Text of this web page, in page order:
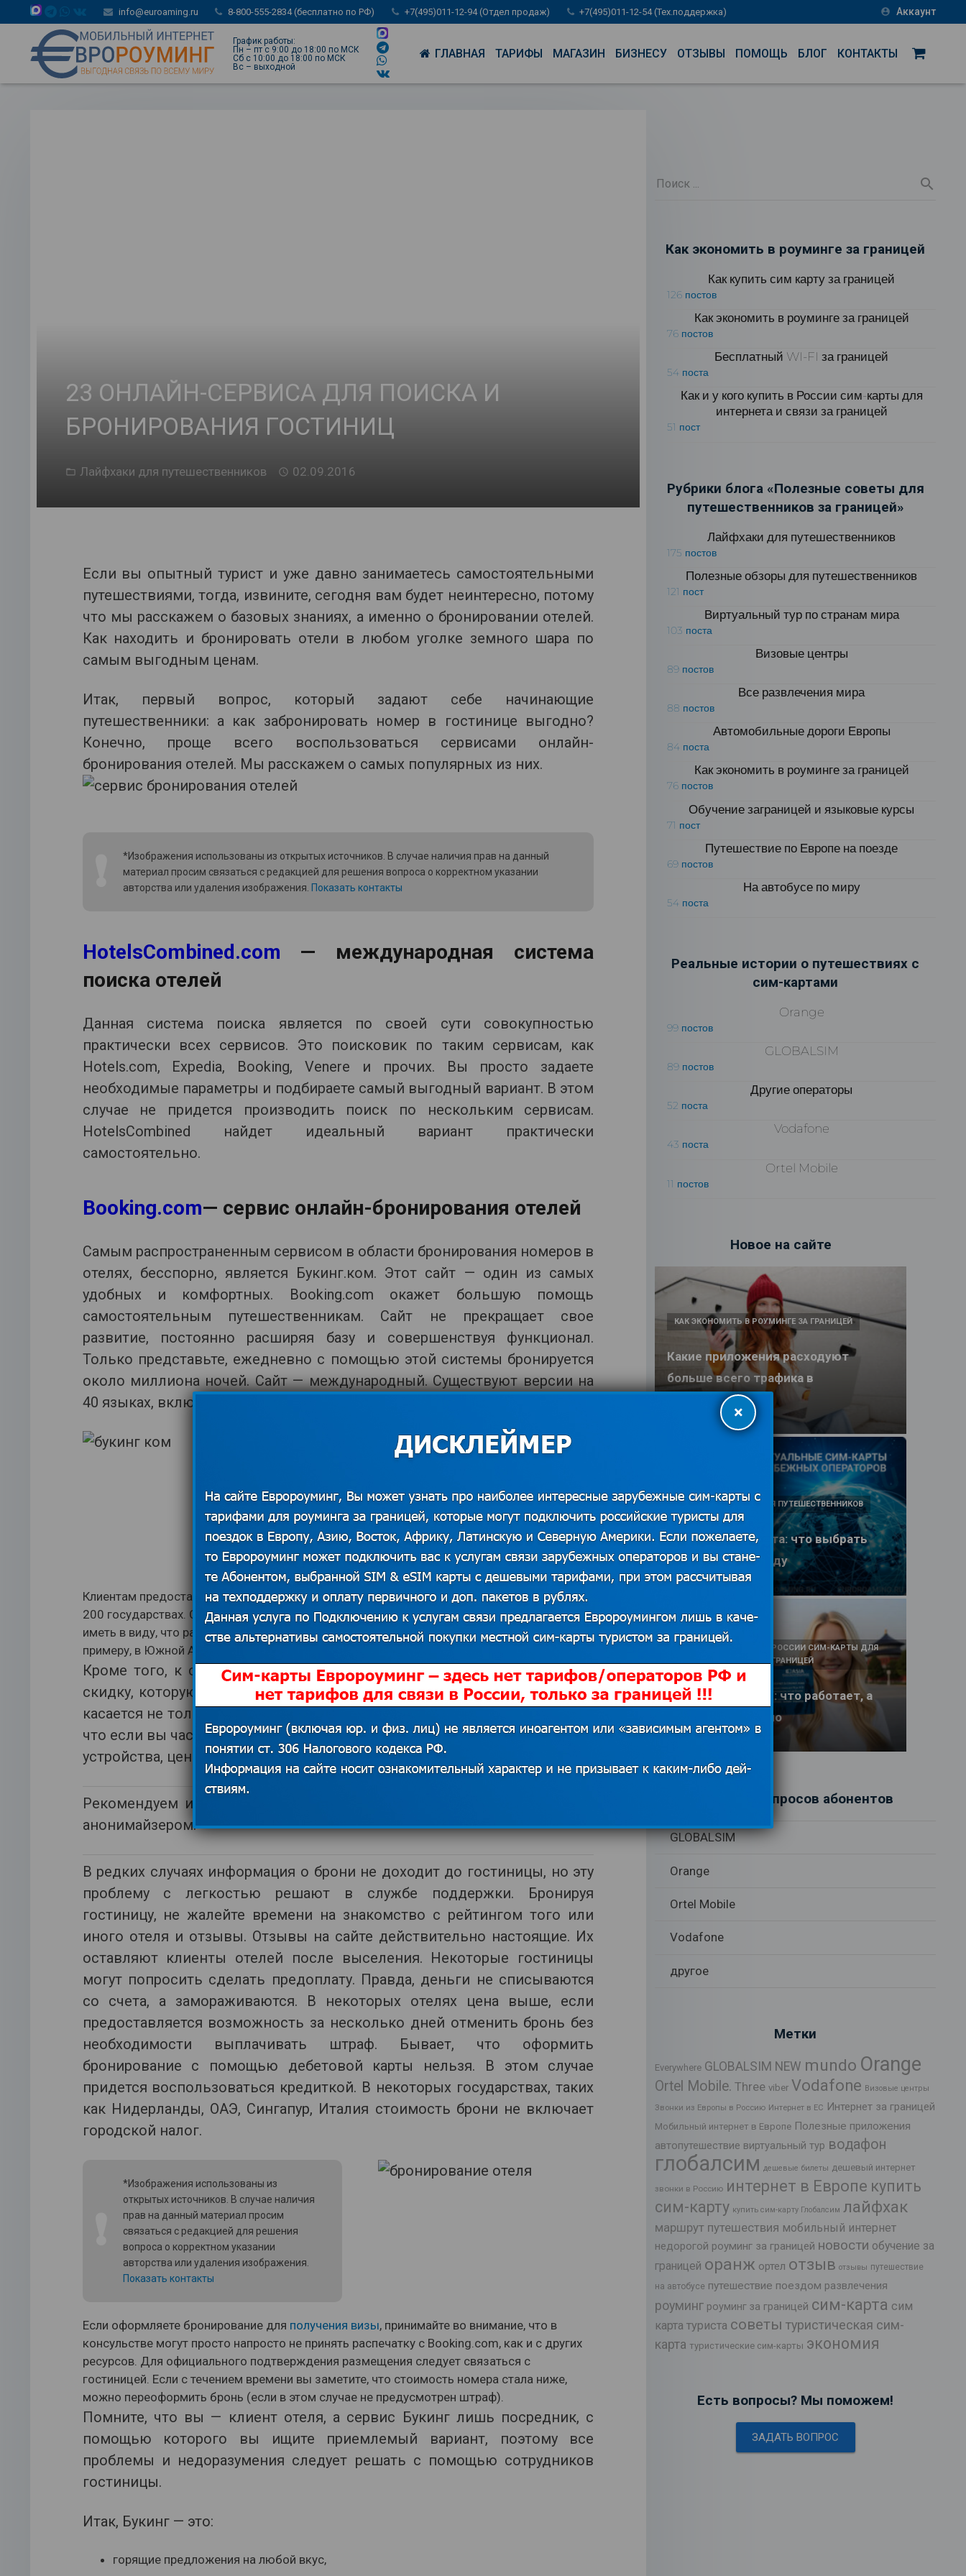
info@euroaming.ru 8-800-555-2834 (бесплатно по РФ) +7(495)011-12-94 (Отдел продаж) +7(495)011-12-54 (Тех.поддержка) account_circle Аккаунт
График работы:
Пн – пт с 9:00 до 18:00 по МСК
Сб с 10:00 до 18:00 по МСК
Вс – выходной
ГЛАВНАЯ ТАРИФЫ МАГАЗИН БИЗНЕСУ ОТЗЫВЫ ПОМОЩЬ БЛОГ КОНТАКТЫ
23 ОНЛАЙН-СЕРВИСА ДЛЯ ПОИСКА И
БРОНИРОВАНИЯ ГОСТИНИЦ
Лайфхаки для путешественников 02.09.2016
Если вы опытный турист и уже давно занимаетесь самостоятельными
путешествиями, тогда, извините, сегодня вам будет неинтересно, потому
что мы расскажем о базовых знаниях, а именно о бронировании отелей.
Как находить и бронировать отели в любом уголке земного шара по
самым выгодным ценам.
Итак, первый вопрос, который задают себе начинающие
путешественники: а как забронировать номер в гостинице выгодно?
Конечно, проще всего воспользоваться сервисами онлайн-
бронирования отелей. Мы расскажем о самых популярных из них.
*Изображения использованы из открытых источников. В случае наличия прав на данный
материал просим связаться с редакцией для решения вопроса о корректном указании
авторства или удаления изображения. Показать контакты
HotelsCombined.com — международная система
поиска отелей
Данная система поиска является по своей сути совокупностью
практически всех сервисов. Это поисковик по таким сервисам, как
Hotels.com, Expedia, Booking, Venere и прочих. Вы просто задаете
необходимые параметры и подбираете самый выгодный вариант. В этом
случае не придется производить поиск по нескольким сервисам.
HotelsCombined найдет идеальный вариант практически
самостоятельно.
Booking.com— сервис онлайн-бронирования отелей
Самым распространенным сервисом в области бронирования номеров в
отелях, бесспорно, является Букинг.ком. Этот сайт — один из самых
удобных и комфортных. Booking.com окажет большую помощь
самостоятельным путешественникам. Сайт не прекращает свое
развитие, постоянно расширяя базу и совершенствуя функционал.
Только представьте, ежедневно с помощью этой системы бронируется
около миллиона ночей. Сайт — международный. Существуют версии на
40 языках, включая русский.
❗
*Изображения использованы из
связаться с редакцией для решения
вопроса о корректном указании
авторства или удаления изображения.
Клиентам предоставляется возможность выбора из почти 900 000 объектов в более, чем
200 государствах. Однако выбирать необходимо с умом. В первую очередь, необходимо
иметь в виду, что размещение в центре — это далеко не всегда оптимальный вариант. К
примеру, в Южной Америке центральная часть города бывает совсем небезопасна.
Кроме того, к сожалению, при бронировании онлайн нельзя получить
скидку, которую нередко дают менеджеры при личной встрече, но это
касается не только Букинг.ком. Нужно также принимать во внимание то,
что если вы часто будете просматривать варианты размещения с одного
устройства, цена для вас может повысится.
Рекомендуем использовать режим «инкогнито» или воспользоваться
анонимайзером.
В редких случаях информация о брони не доходит до гостиницы, но эту
проблему с легкостью решают в службе поддержки. Бронируя
гостиницу, не жалейте времени на знакомство с рейтингом того или
иного отеля и отзывы. Отзывы на сайте действительно настоящие. Их
оставляют клиенты отелей после выселения. Некоторые гостиницы
могут попросить сделать предоплату. Правда, деньги не списываются
со счета, а замораживаются. В некоторых отелях цена выше, если
предоставляется возможность за несколько дней отменить бронь без
необходимости выплачивать штраф. Бывает, что оформить
бронирование с помощью дебетовой карты нельзя. В этом случае
придется воспользоваться кредиткой. В некоторых государствах, таких
как Нидерланды, ОАЭ, Сингапур, Италия стоимость брони не включает
городской налог.
*Изображения использованы из
открытых источников. В случае наличия
прав на данный материал просим
связаться с редакцией для решения
вопроса о корректном указании
авторства или удаления изображения.
Показать контакты
Если оформляете бронирование для получения визы, принимайте во внимание, что в
консульстве могут просто напросто не принять распечатку с Booking.com, как и с других
ресурсов. Для официального подтверждения размещения следует связаться с
гостиницей. Если с течением времени вы заметите, что стоимость номера стала ниже,
можно переоформить бронь (если в этом случае не предусмотрен штраф).
Помните, что вы — клиент отеля, а сервис Букинг лишь посредник, с
помощью которого вы ищите приемлемый вариант, поэтому все
проблемы и недоразумения следует решать с помощью сотрудников
гостиницы.
Итак, Букинг — это:
горящие предложения на любой вкус,
Как экономить в роуминге за границей
Как купить сим карту за границей
126 постов
Как экономить в роуминге за границей
76 постов
Бесплатный WI-FI за границей
54 поста
Как и у кого купить в России сим-карты для
интернета и связи за границей
51 пост
Рубрики блога «Полезные советы для
путешественников за границей»
Лайфхаки для путешественников
175 постов
Полезные обзоры для путешественников
121 пост
Виртуальный тур по странам мира
103 поста
Визовые центры
89 постов
Все развлечения мира
88 постов
Автомобильные дороги Европы
84 поста
Как экономить в роуминге за границей
76 постов
Обучение заграницей и языковые курсы
71 пост
Путешествие по Европе на поезде
69 постов
На автобусе по миру
54 поста
Реальные истории о путешествиях с
сим-картами
Orange
99 постов
GLOBALSIM
89 постов
Другие операторы
52 поста
Vodafone
43 поста
Ortel Mobile
11 постов
Новое на сайте
Какие приложения расходуют
больше всего трафика в
путешествии
КАК ЭКОНОМИТЬ В РОУМИНГЕ ЗА ГРАНИЦЕЙ
25.06.2026
eSIM или SIM-карта: что выбрать
туристу в 2026 году
ПОЛЕЗНЫЕ ОБЗОРЫ ДЛЯ ПУТЕШЕСТВЕННИКОВ
25.06.2026
Интернет в Китае: что работает, а
что заблокировано
КАК И У КОГО КУПИТЬ В РОССИИ СИМ-КАРТЫ ДЛЯ
ИНТЕРНЕТА И СВЯЗИ ЗА ГРАНИЦЕЙ
17.06.2026
Рубрики вопросов абонентов
GLOBALSIM
Orange
Ortel Mobile
Vodafone
другое
Метки
Everywhere GLOBALSIM NEW mundo Orange
Ortel Mobile. Three viber Vodafone Визовые центры
Звонки из Европы в Россию Интернет в ЕС Интернет за границей
Мобильный интернет в Европе Полезные приложения
автопутешествие виртуальный тур водафон
глобалсим дешевые билеты дешевый интернет
звонки в Россию интернет в Европе купить
сим-карту купить сим-карту Глобалсим лайфхак
маршрут путешествия мобильный интернет
недорогой роуминг за границей новости обучение за
границей оранж ортел отзыв отзывы путешествие
на автобусе путешествие поездом развлечения
роуминг роуминг за границей сим-карта сим
карта туриста советы туристическая сим-
карта туристические сим-карты экономия
Есть вопросы? Мы поможем!
ЗАДАТЬ ВОПРОС
×